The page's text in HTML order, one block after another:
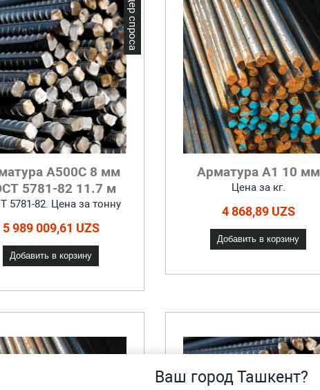
Ваш город Ташкент?
А500С 8 мм
5781-82 11.7 м
5781-82. Цена за тонну
5 989 009,61 UZS
Добавить в корзину
Лидер спроса
Арматура А1 10 мм
Цена за кг.
4 868,89 UZS
Добавить в корзину